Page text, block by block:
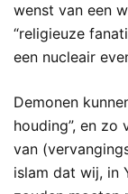
wenst van een
“religieuze
een nucleair
Demonen
houding”, en zo
van
islam dat wij, in